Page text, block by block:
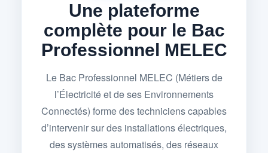
Une plateforme
complète pour le Bac
Professionnel MELEC
Le Bac Professionnel MELEC (Métiers de
l’Électricité et de ses Environnements
Connectés) forme des techniciens capables
d’intervenir sur des installations électriques,
des systèmes automatisés, des réseaux